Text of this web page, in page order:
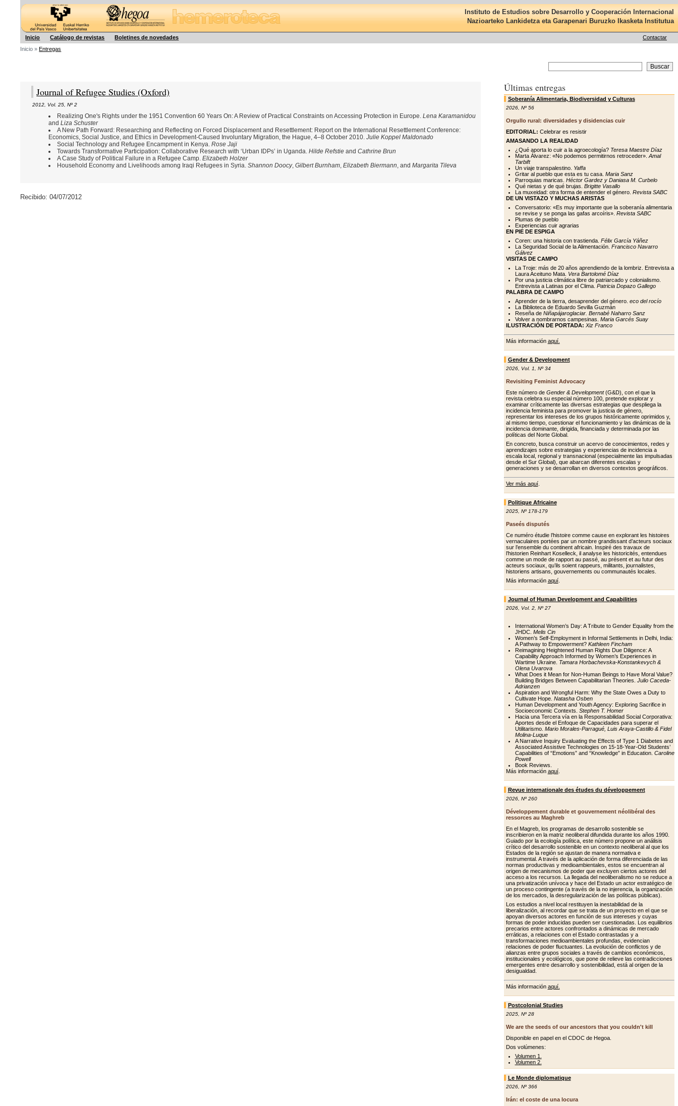
Instituto de Estudios sobre Desarrollo y Cooperación Internacional
Nazioarteko Lankidetza eta Garapenari Buruzko Ikasketa Institutua
Inicio Catálogo de revistas Boletines de novedades
Contactar
Inicio »Entregas
Últimas entregas
Soberanía Alimentaria, Biodiversidad y Culturas
2026, Nº 56
Orgullo rural: diversidades y disidencias cuir
EDITORIAL: Celebrar es resistir
AMASANDO LA REALIDAD
¿Qué aporta lo cuir a la agroecología? Teresa Maestre Díaz
Marta Álvarez: «No podemos permitirnos retroceder». Amal
Tarbift
Un viaje transpalestino. Yaffa
Gritar al pueblo que esta es tu casa. Maria Sanz
Parroquias maricas. Héctor Gardez y Daniasa M. Curbelo
Qué nietas y de qué brujas. Brigitte Vasallo
La muxeidad: otra forma de entender el género. Revista SABC
DE UN VISTAZO Y MUCHAS ARISTAS
Conversatorio: «Es muy importante que la soberanía alimentaria
se revise y se ponga las gafas arcoíris». Revista SABC
Plumas de pueblo
Experiencias cuir agrarias
EN PIE DE ESPIGA
Coren: una historia con trastienda. Félix García Yáñez
La Seguridad Social de la Alimentación. Francisco Navarro
Gálvez
VISITAS DE CAMPO
La Troje: más de 20 años aprendiendo de la lombriz. Entrevista a
Laura Aceituno Mata. Vera Bartolomé Díaz
Por una justicia climática libre de patriarcado y colonialismo.
Entrevista a Latinas por el Clima. Patricia Dopazo Gallego
PALABRA DE CAMPO
Aprender de la tierra, desaprender del género. eco del rocío
La Biblioteca de Eduardo Sevilla Guzmán
Reseña de Niñapájaroglaciar. Bernabé Naharro Sanz
Volver a nombrarnos campesinas. Maria Garcés Suay
ILUSTRACIÓN DE PORTADA: Xiz Franco
Más información aquí.
Gender & Development
2026, Vol. 1 Nº 34
Revisiting Feminist Advocacy
Este número de Gender & Development(G&D), con el que la
revista celebra su especial número 100, pretende explorar y
examinar críticamente las diversas estrategias que despliega la
incidencia feminista para promover la justicia de género,
representar los intereses de los grupos históricamente oprimidos y,
al mismo tiempo, cuestionar el funcionamiento y las dinámicas de la
incidencia dominante, dirigida, financiada y determinada por las
políticas del Norte Global.
En concreto, busca construir un acervo de conocimientos, redes y
aprendizajes sobre estrategias y experiencias de incidencia a
escala local, regional y transnacional (especialmente las impulsadas
desde el Sur Global), que abarcan diferentes escalas y
generaciones y se desarrollan en diversos contextos geográficos.
Ver más aquí.
Politique Africaine
2025, Nº 178-179
Paseés disputés
Ce numéro étudie l’histoire comme cause en explorant les histoires
vernaculaires portées par un nombre grandissant d’acteurs sociaux
sur l’ensemble du continent africain. Inspiré des travaux de
l’historien Reinhart Koselleck, il analyse les historicités, entendues
comme un mode de rapport au passé, au présent et au futur des
acteurs sociaux, qu’ils soient rappeurs, militants, journalistes,
historiens artisans, gouvernements ou communautés locales.
Más información aquí.
Journal of Human Development and Capabilities
2026, Vol. 2, Nº 27
International Women’s Day: A Tribute to Gender Equality from the
JHDC. Melis Cin
Women’s Self-Employment in Informal Settlements in Delhi, India:
A Pathway to Empowerment? Kathleen Fincham
Reimagining Heightened Human Rights Due Diligence: A
Capability Approach Informed by Women’s Experiences in
Wartime Ukraine. Tamara Horbachevska-Konstankevych &
Olena Uvarova
What Does it Mean for Non-Human Beings to Have Moral Value?
Building Bridges Between Capabilitarian Theories. Julio Caceda-
Adrianzen
Aspiration and Wrongful Harm: Why the State Owes a Duty to
Cultivate Hope. Natasha Osben
Human Development and Youth Agency: Exploring Sacrifice in
Socioeconomic Contexts. Stephen T. Homer
Hacia una Tercera vía en la Responsabilidad Social Corporativa:
Aportes desde el Enfoque de Capacidades para superar el
Utilitarismo. Mario Morales-Parragué, Luis Araya-Castillo & Fidel
Molina-Luque
A Narrative Inquiry Evaluating the Effects of Type 1 Diabetes and
Associated Assistive Technologies on 15-18-Year-Old Students’
Capabilities of “Emotions” and “Knowledge” in Education. Caroline
Powell
Book Reviews.
Más información aquí.
Revue internationale des études du développement
2026, Nº 260
Développement durable et gouvernement néolibéral des
ressorces au Maghreb
En el Magreb, los programas de desarrollo sostenible se
inscribieron en la matriz neoliberal difundida durante los años 1990.
Guiado por la ecología política, este número propone un análisis
crítico del desarrollo sostenible en un contexto neoliberal al que los
Estados de la región se ajustan de manera normativa e
instrumental. A través de la aplicación de forma diferenciada de las
normas productivas y medioambientales, estos se encuentran al
origen de mecanismos de poder que excluyen ciertos actores del
acceso a los recursos. La llegada del neoliberalismo no se reduce a
una privatización unívoca y hace del Estado un actor estratégico de
un proceso contingente (a través de la no injerencia, la organización
de los mercados, la desregularización de las políticas públicas).
Los estudios a nivel local restituyen la inestabilidad de la
liberalización, al recordar que se trata de un proyecto en el que se
apoyan diversos actores en función de sus intereses y cuyas
formas de poder inducidas pueden ser cuestionadas. Los equilibrios
precarios entre actores confrontados a dinámicas de mercado
erráticas, a relaciones con el Estado contrastadas y a
transformaciones medioambientales profundas, evidencian
relaciones de poder fluctuantes. La evolución de conflictos y de
alianzas entre grupos sociales a través de cambios económicos,
institucionales y ecológicos, que pone de relieve las contradicciones
emergentes entre desarrollo y sostenibilidad, está al origen de la
desigualdad.
Más información aquí.
Postcolonial Studies
2025, Nº 28
We are the seeds of our ancestors that you couldn't kill
Disponible en papel en el CDOC de Hegoa.
Dos volúmenes:
Volumen 1.
Volumen 2.
Le Monde diplomatique
2026, Nº 366
Irán: el coste de una locura
Journal of Refugee Studies (Oxford)
2012 Vol. 25 ,Nº 2
Realizing One's Rights under the 1951 Convention 60 Years On: A Review of Practical Constraints on Accessing Protection in Europe.Lena Karamanidou
andLiza Schuster
A New Path Forward: Researching and Reflecting on Forced Displacement and Resettlement: Report on the International Resettlement Conference:
Economics, Social Justice, and Ethics in Development-Caused Involuntary Migration, the Hague, 4–8 October 2010.Julie Koppel Maldonado
Social Technology and Refugee Encampment in Kenya.Rose Jaji
Towards Transformative Participation: Collaborative Research with ‘Urban IDPs’ in Uganda.Hilde Refstie andCathrine Brun
A Case Study of Political Failure in a Refugee Camp.Elizabeth Holzer
Household Economy and Livelihoods among Iraqi Refugees in Syria.Shannon Doocy,Gilbert Burnham,Elizabeth Biermann, andMargarita Tileva
Recibido: 04/07/2012